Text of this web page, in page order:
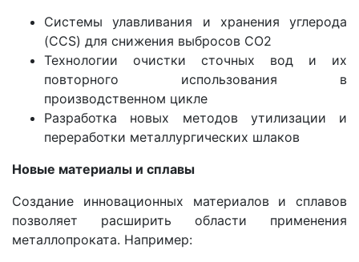
Системы улавливания и хранения углерода
(CCS) для снижения выбросов CO2
Технологии очистки сточных вод и их
повторного использования в
производственном цикле
Разработка новых методов утилизации и
переработки металлургических шлаков
Новые материалы и сплавы
Создание инновационных материалов и сплавов
позволяет расширить области применения
металлопроката. Например: